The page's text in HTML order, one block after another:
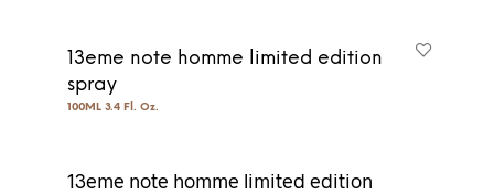
13eme note homme limited edition
spray
100ML 3.4 Fl. Oz.
13eme note homme limited edition